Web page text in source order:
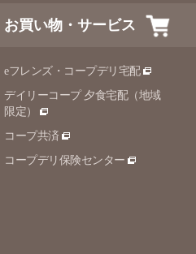
お買い物・サービス
eフレンズ・コープデリ宅配
デイリーコープ 夕食宅配（地域
限定）
コープ共済
コープデリ保険センター